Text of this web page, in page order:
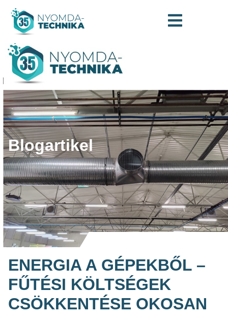
Blogartikel
ENERGIA A GÉPEKBŐL –
FŰTÉSI KÖLTSÉGEK
CSÖKKENTÉSE OKOSAN